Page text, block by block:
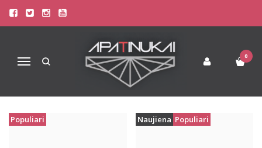
Navigacija
0
PREKIŲ PAIEŠKA - NAKTINIAI
Prekių paieška
Populiari Naujiena Populiari